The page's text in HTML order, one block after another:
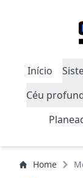
Início
Céu
Home